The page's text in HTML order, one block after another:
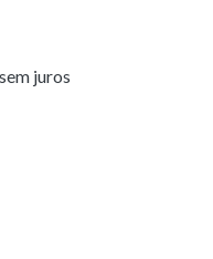
juros